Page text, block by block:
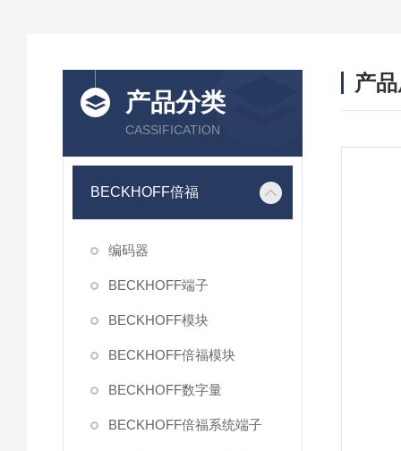
产品分类
CASSIFICATION
BECKHOFF倍福
编码器
BECKHOFF端子
BECKHOFF模块
BECKHOFF倍福模块
BECKHOFF数字量
BECKHOFF倍福系统端子
产